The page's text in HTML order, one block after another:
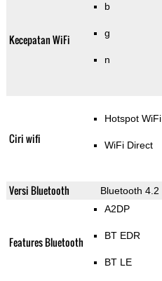
Kecepatan WiFi
b
g
n
Ciri wifi
Hotspot WiFi
WiFi Direct
Versi Bluetooth Bluetooth 4.2
Features Bluetooth
A2DP
BT EDR
BT LE